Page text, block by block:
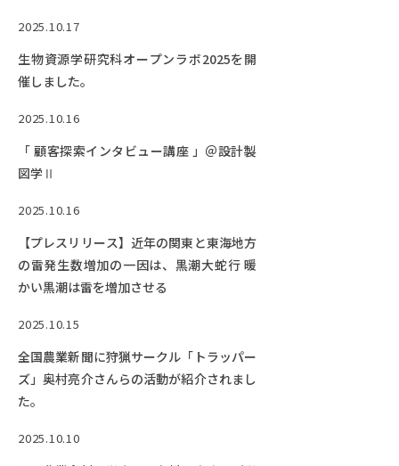
2025.10.17
生物資源学研究科オープンラボ2025を開
催しました。
2025.10.16
「 顧客探索インタビュー講座 」＠設計製
図学Ⅱ
2025.10.16
【プレスリリース】近年の関東と東海地方
の雷発生数増加の一因は、黒潮大蛇行 暖
かい黒潮は雷を増加させる
2025.10.15
全国農業新聞に狩猟サークル「トラッパー
ズ」奥村亮介さんらの活動が紹介されまし
た。
2025.10.10